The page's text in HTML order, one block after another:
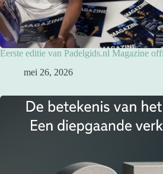
Eerste editie van Padelgids.nl Magazine
mei 26, 2026